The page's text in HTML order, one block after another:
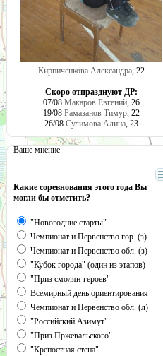
Кирпиченкова Александра, 22
Скоро отпразднуют ДР:
07/08 Макаров Евгений, 26
19/08 Рамазанов Тимур, 22
26/08 Сулимова Алина, 23
Ваше мнение
Какие соревнования этого года Вы
могли бы отметить?
"Новогодние старты"
Чемпионат и Первенство гор. (з)
Чемпионат и Первенство обл. (з)
"Кубок города" (один из этапов)
"Приз смолян-героев"
Всемирный день ориентирования
Чемпионат и Первенство обл. (л)
"Российский Азимут"
"Приз Пржевальского"
"Крепостная стена"